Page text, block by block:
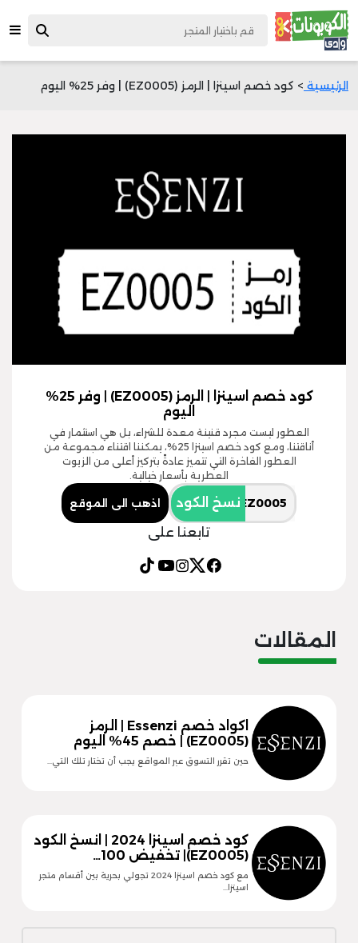
الرئيسية > كود خصم اسينزا | الرمز (EZ0005) | وفر 25% اليوم
كود خصم اسينزا | الرمز (EZ0005) | وفر 25%
اليوم
العطور ليست مجرد قنينة معدة للشراء، بل هي استثمار في
أناقتنا، ومع كود خصم اسينزا 25%، يمكننا اقتناء مجموعة من
العطور الفاخرة التي تتميز عادةً بتركيز أعلى من الزيوت
العطرية بأسعار خيالية.
نسخ الكود اذهب الى الموقع
تابعنا على
المقالات
اكواد خصم Essenzi | الرمز
(EZ0005) | خصم 45% اليوم
حين تقرر التسوق عبر المواقع يجب أن تختار تلك التي…
كود خصم اسينزا 2024 | انسخ الكود
(EZ0005)| تخفيض 100…
مع كود خصم اسينزا 2024 تجولي بحرية بين أقسام متجر
اسينزا…